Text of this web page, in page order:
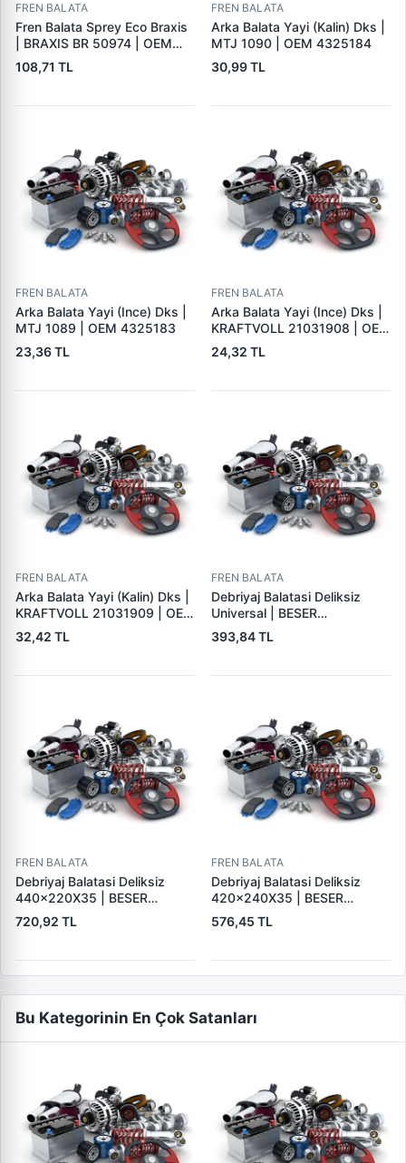
FREN BALATA
Fren Balata Sprey Eco Braxis
| BRAXIS BR 50974 | OEM
BALATA SPREYI
108,71 TL
FREN BALATA
Arka Balata Yayi (Kalin) Dks |
MTJ 1090 | OEM 4325184
30,99 TL
FREN BALATA
Arka Balata Yayi (Ince) Dks |
MTJ 1089 | OEM 4325183
23,36 TL
FREN BALATA
Arka Balata Yayi (Ince) Dks |
KRAFTVOLL 21031908 | OEM
4325183
24,32 TL
FREN BALATA
Arka Balata Yayi (Kalin) Dks |
KRAFTVOLL 21031909 | OEM
4325184
32,42 TL
FREN BALATA
Debriyaj Balatasi Deliksiz
Universal | BESER
325X200X4
393,84 TL
FREN BALATA
Debriyaj Balatasi Deliksiz
440×220X35 | BESER
440X220X35
720,92 TL
FREN BALATA
Debriyaj Balatasi Deliksiz
420×240X35 | BESER
420X240X35
576,45 TL
Bu Kategorinin En Çok Satanları